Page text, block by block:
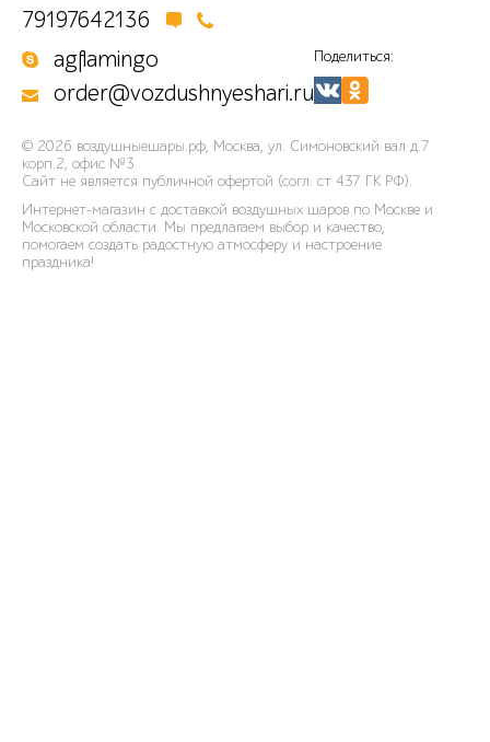
79197642136
agflamingo
order@vozdushnyeshari.ru
Поделиться:
© 2026 воздушныешары.рф, Москва, ул. Симоновский вал д.7
корп.2, офис №3
Сайт не является публичной офертой (согл. ст 437 ГК РФ).
Интернет-магазин с доставкой воздушных шаров по Москве и
Московской области. Мы предлагаем выбор и качество,
помогаем создать радостную атмосферу и настроение
праздника!